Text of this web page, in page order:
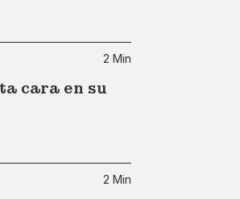
2 Min
cara en su
2 Min